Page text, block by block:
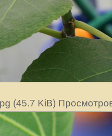
(45.7 KiB)